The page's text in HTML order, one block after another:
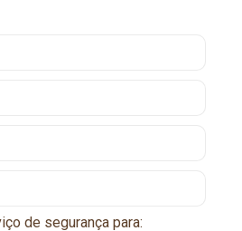
de segurança para: